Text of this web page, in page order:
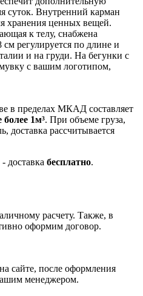
суток. Внутренний карман
хранения ценных вещей.
к телу, снабжена
регулируется по длине и
и на груди. На бегунки с
с вашим логотипом,
в пределах МКАД составляет
более 1м³. При объеме груза,
доставка рассчитывается
- доставка бесплатно.
расчету. Также, в
оформим договор.
сайте, после оформления
менеджером.